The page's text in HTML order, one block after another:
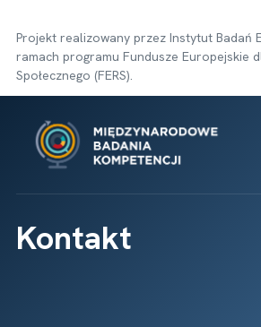
Projekt realizowany przez Instytut Badań
ramach programu Fundusze Europejskie
Społecznego (FERS).
Kontakt